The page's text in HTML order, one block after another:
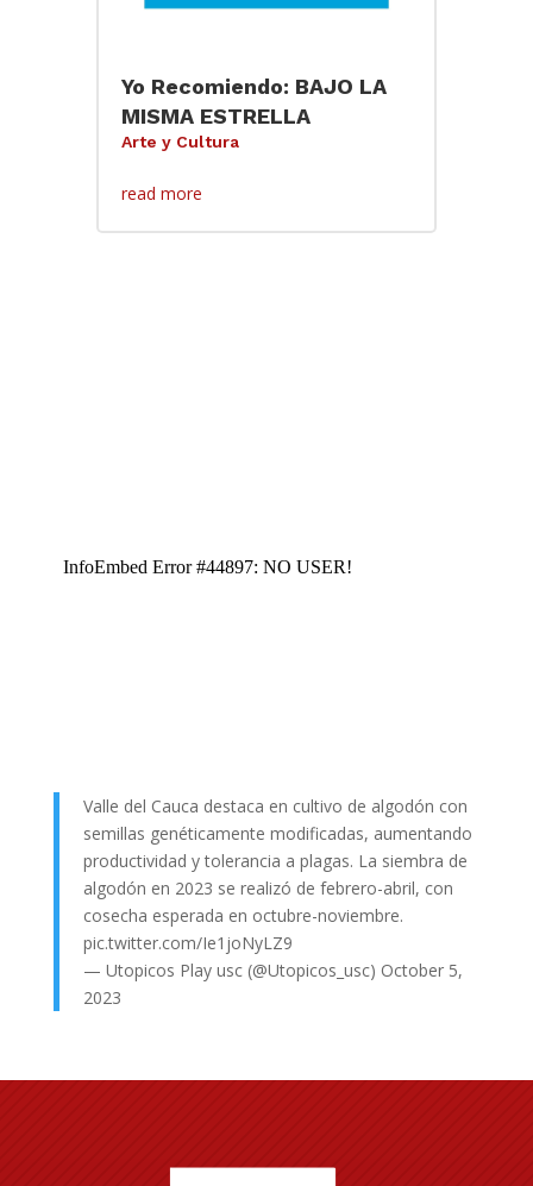
Yo Recomiendo: BAJO LA
MISMA ESTRELLA
Arte y Cultura
read more
Valle del Cauca destaca en cultivo de algodón con
semillas genéticamente modificadas, aumentando
productividad y tolerancia a plagas. La siembra de
algodón en 2023 se realizó de febrero-abril, con
cosecha esperada en octubre-noviembre.
pic.twitter.com/Ie1joNyLZ9
— Utopicos Play usc (@Utopicos_usc) October 5,
2023